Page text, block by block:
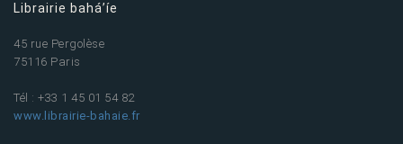
Librairie bahá’íe
45 rue Pergolèse
75116 Paris
Tél : +33 1 45 01 54 82
www.librairie-bahaie.fr